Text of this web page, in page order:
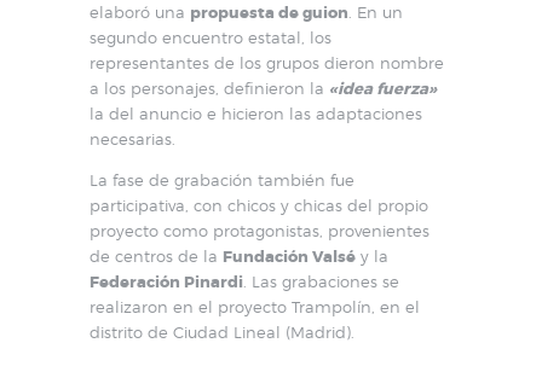
elaboró una propuesta de guion . En un
segundo encuentro estatal, los
representantes de los grupos dieron nombre
a los personajes, definieron la «idea fuerza»
la del anuncio e hicieron las adaptaciones
necesarias.
La fase de grabación también fue
participativa, con chicos y chicas del propio
proyecto como protagonistas, provenientes
de centros de la Fundación Valsé y la
Federación Pinardi . Las grabaciones se
realizaron en el proyecto Trampolín, en el
distrito de Ciudad Lineal (Madrid).